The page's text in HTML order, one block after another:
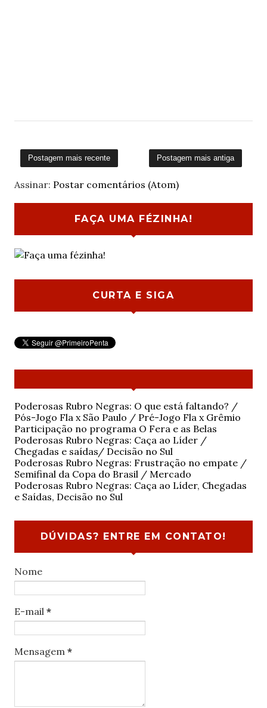
Postagem mais recente Postagem mais antiga
Assinar: Postar comentários (Atom)
FAÇA UMA FÉZINHA!
CURTA E SIGA
Poderosas Rubro Negras: O que está faltando? /
Pós-Jogo Fla x São Paulo / Pré-Jogo Fla x Grêmio
Participação no programa O Fera e as Belas
Poderosas Rubro Negras: Caça ao Líder /
Chegadas e saídas/ Decisão no Sul
Poderosas Rubro Negras: Frustração no empate /
Semifinal da Copa do Brasil / Mercado
Poderosas Rubro Negras: Caça ao Líder, Chegadas
e Saídas, Decisão no Sul
DÚVIDAS? ENTRE EM CONTATO!
Nome
E-mail *
Mensagem *